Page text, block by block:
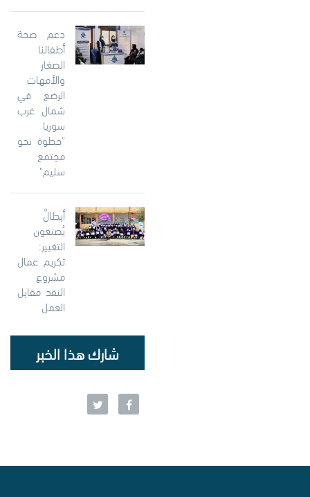
دعم صحة
أطفالنا
الصغار
والأمهات
الرضع في
شمال غرب
سوريا
"خطوة نحو
مجتمع
سليم"
أبطالٌ
يُصنعون
التغيير:
تكريم عمال
مشروع
النقد مقابل
العمل
شارك هذا الخبر